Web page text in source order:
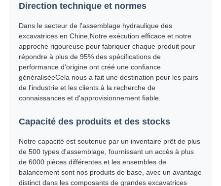
Direction technique et normes
Dans le secteur de l'assemblage hydraulique des
excavatrices en Chine,Notre exécution efficace et notre
approche rigoureuse pour fabriquer chaque produit pour
répondre à plus de 95% des spécifications de
performance d'origine ont créé une confiance
généraliséeCela nous a fait une destination pour les pairs
de l'industrie et les clients à la recherche de
connaissances et d'approvisionnement fiable.
Capacité des produits et des stocks
Notre capacité est soutenue par un inventaire prêt de plus
de 500 types d'assemblage, fournissant un accès à plus
de 6000 pièces différentes.et les ensembles de
balancement sont nos produits de base, avec un avantage
distinct dans les composants de grandes excavatrices